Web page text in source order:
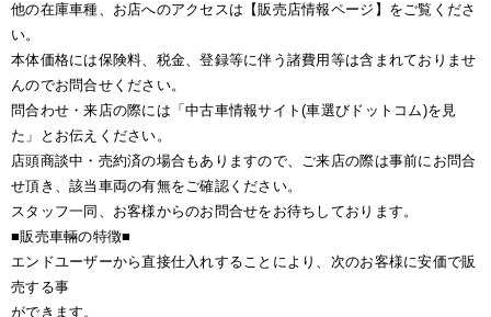
他の在庫車種、お店へのアクセスは【販売店情報ページ】をご覧くださ
い。
本体価格には保険料、税金、登録等に伴う諸費用等は含まれておりませ
んのでお問合せください。
問合わせ・来店の際には「中古車情報サイト(車選びドットコム)を見
た」とお伝えください。
店頭商談中・売約済の場合もありますので、ご来店の際は事前にお問合
せ頂き、該当車両の有無をご確認ください。
スタッフ一同、お客様からのお問合せをお待ちしております。
■販売車輛の特徴■
エンドユーザーから直接仕入れすることにより、次のお客様に安価で販
売する事
ができます。